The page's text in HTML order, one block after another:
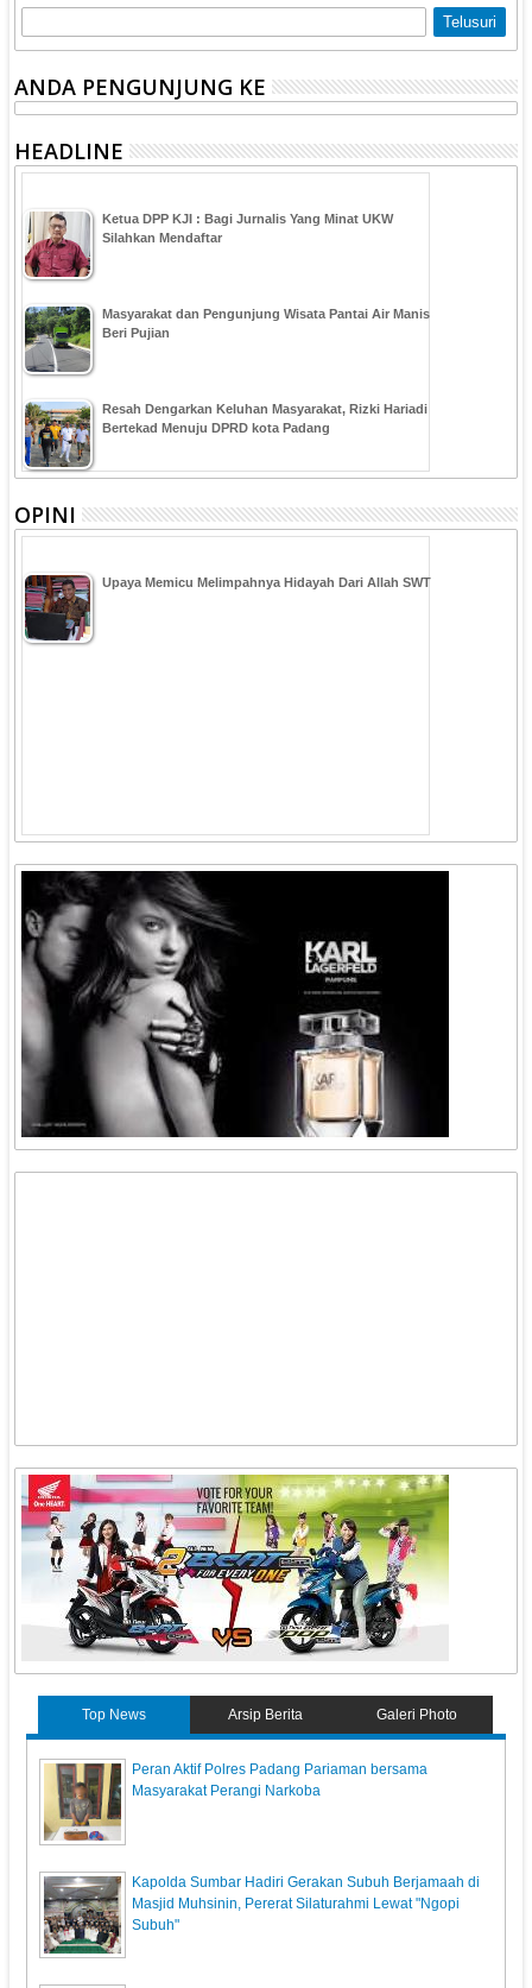
ANDA PENGUNJUNG KE
HEADLINE
Ketua DPP KJI : Bagi Jurnalis Yang Minat UKW
Silahkan Mendaftar
Masyarakat dan Pengunjung Wisata Pantai Air Manis
Beri Pujian
Resah Dengarkan Keluhan Masyarakat, Rizki Hariadi
Bertekad Menuju DPRD kota Padang
OPINI
Upaya Memicu Melimpahnya Hidayah Dari Allah SWT
Top News Arsip Berita Galeri Photo
Peran Aktif Polres Padang Pariaman bersama
Masyarakat Perangi Narkoba
Kapolda Sumbar Hadiri Gerakan Subuh Berjamaah di
Masjid Muhsinin, Pererat Silaturahmi Lewat "Ngopi
Subuh"